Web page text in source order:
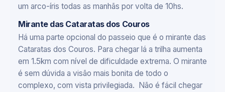
um arco-íris todas as manhãs por volta de 10hs.
Mirante das Cataratas dos Couros
Há uma parte opcional do passeio que é o mirante das
Cataratas dos Couros. Para chegar lá a trilha aumenta
em 1.5km com nível de dificuldade extrema. O mirante
é sem dúvida a visão mais bonita de todo o
complexo, com vista privilegiada. Não é fácil chegar